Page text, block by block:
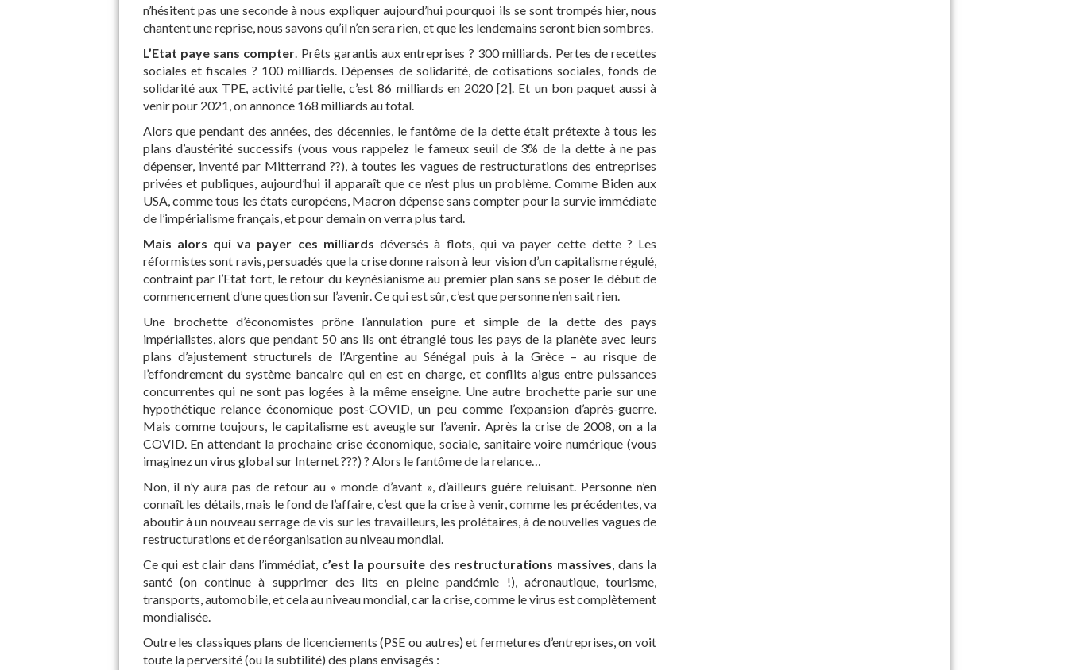
n’hésitent pas une seconde à nous expliquer aujourd’hui pourquoi ils se sont trompés hier, nous
chantent une reprise, nous savons qu’il n’en sera rien, et que les lendemains seront bien sombres.
L’Etat paye sans compter. Prêts garantis aux entreprises ? 300 milliards. Pertes de recettes
sociales et fiscales ? 100 milliards. Dépenses de solidarité, de cotisations sociales, fonds de
solidarité aux TPE, activité partielle, c’est 86 milliards en 2020[2]. Et un bon paquet aussi à
venir pour 2021, on annonce 168 milliards au total.
Alors que pendant des années, des décennies, le fantôme de la dette était prétexte à tous les
plans d’austérité successifs (vous vous rappelez le fameux seuil de 3% de la dette à ne pas
dépenser, inventé par Mitterrand ??), à toutes les vagues de restructurations des entreprises
privées et publiques, aujourd’hui il apparaît que ce n’est plus un problème. Comme Biden aux
USA, comme tous les états européens, Macron dépense sans compter pour la survie immédiate
de l’impérialisme français, et pour demain on verra plus tard.
Mais alors qui va payer ces milliards déversés à flots, qui va payer cette dette ? Les
réformistes sont ravis, persuadés que la crise donne raison à leur vision d’un capitalisme régulé,
contraint par l’Etat fort, le retour du keynésianisme au premier plan sans se poser le début de
commencement d’une question sur l’avenir. Ce qui est sûr, c’est que personne n’en sait rien.
Une brochette d’économistes prône l’annulation pure et simple de la dette des pays
impérialistes, alors que pendant 50 ans ils ont étranglé tous les pays de la planète avec leurs
plans d’ajustement structurels de l’Argentine au Sénégal puis à la Grèce – au risque de
l’effondrement du système bancaire qui en est en charge, et conflits aigus entre puissances
concurrentes qui ne sont pas logées à la même enseigne. Une autre brochette parie sur une
hypothétique relance économique post-COVID, un peu comme l’expansion d’après-guerre.
Mais comme toujours, le capitalisme est aveugle sur l’avenir. Après la crise de 2008, on a la
COVID. En attendant la prochaine crise économique, sociale, sanitaire voire numérique (vous
imaginez un virus global sur Internet ???) ? Alors le fantôme de la relance…
Non, il n’y aura pas de retour au « monde d’avant », d’ailleurs guère reluisant. Personne n’en
connaît les détails, mais le fond de l’affaire, c’est que la crise à venir, comme les précédentes, va
aboutir à un nouveau serrage de vis sur les travailleurs, les prolétaires, à de nouvelles vagues de
restructurations et de réorganisation au niveau mondial.
Ce qui est clair dans l’immédiat, c’est la poursuite des restructurations massives, dans la
santé (on continue à supprimer des lits en pleine pandémie !), aéronautique, tourisme,
transports, automobile, et cela au niveau mondial, car la crise, comme le virus est complètement
mondialisée.
Outre les classiques plans de licenciements (PSE ou autres) et fermetures d’entreprises, on voit
toute la perversité (ou la subtilité) des plans envisagés :